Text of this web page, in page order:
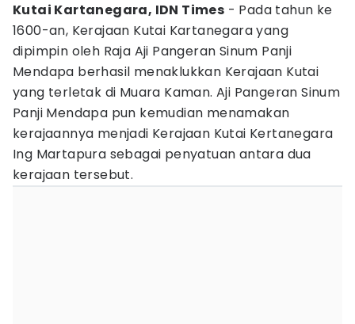
Kutai Kartanegara, IDN Times - Pada tahun ke
1600-an, Kerajaan Kutai Kartanegara yang
dipimpin oleh Raja Aji Pangeran Sinum Panji
Mendapa berhasil menaklukkan Kerajaan Kutai
yang terletak di Muara Kaman. Aji Pangeran Sinum
Panji Mendapa pun kemudian menamakan
kerajaannya menjadi Kerajaan Kutai Kertanegara
Ing Martapura sebagai penyatuan antara dua
kerajaan tersebut.